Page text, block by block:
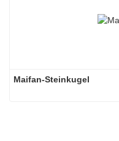
Maifan-Steinkugel